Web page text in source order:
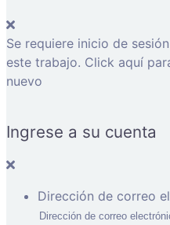
Se requiere inicio de
este trabajo. Click aquí
nuevo
Ingrese a su cuenta
Dirección de correo